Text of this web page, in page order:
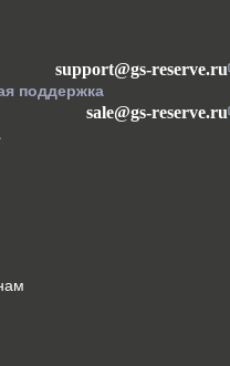
support@gs-reserve.ru
поддержка
sale@gs-reserve.ru